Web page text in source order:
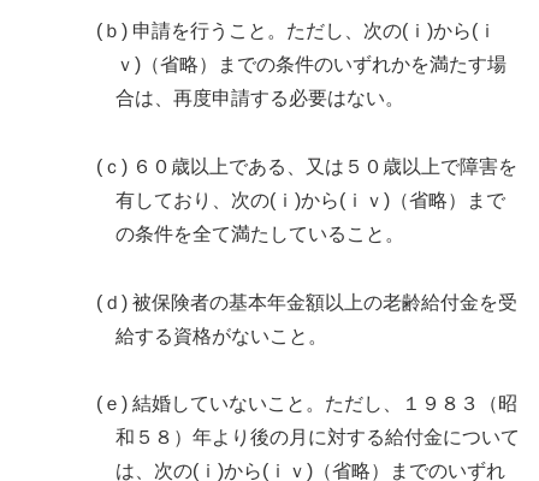
(ｂ) 申請を行うこと。ただし、次の(ｉ)から(ｉ
ｖ)（省略）までの条件のいずれかを満たす場
合は、再度申請する必要はない。
(ｃ) ６０歳以上である、又は５０歳以上で障害を
有しており、次の(ｉ)から(ｉｖ)（省略）まで
の条件を全て満たしていること。
(ｄ) 被保険者の基本年金額以上の老齢給付金を受
給する資格がないこと。
(ｅ) 結婚していないこと。ただし、１９８３（昭
和５８）年より後の月に対する給付金について
は、次の(ｉ)から(ｉｖ)（省略）までのいずれ